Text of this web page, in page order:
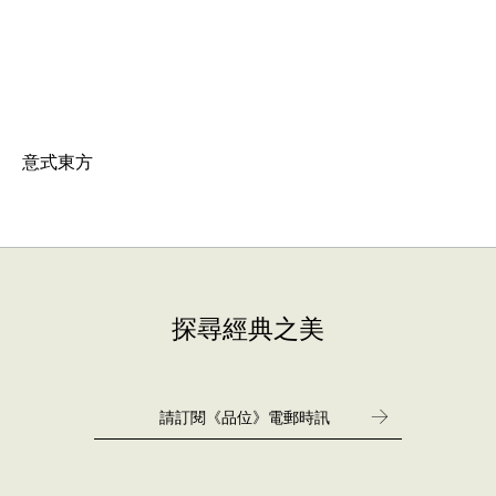
意式東方
探尋經典之美